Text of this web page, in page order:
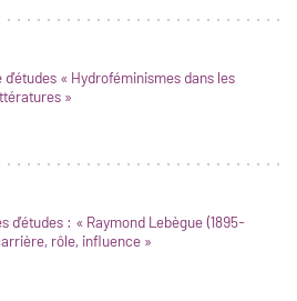
« Hydroféminismes dans les
»
d’études : « Raymond Lebègue (1895-
rôle, influence »